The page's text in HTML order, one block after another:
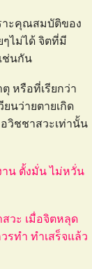
าะคุณสมบัติของ
ๆไม่ได้ จิตที่มี
ช่นกัน
หรือที่เรียกว่า
นว่ายตายเกิด
วิชชาสวะเท่านั้น
าน ตั้งมั่น ไม่หวั่น
วะ เมื่อจิตหลุด
ทำ ทำเสร็จแล้ว